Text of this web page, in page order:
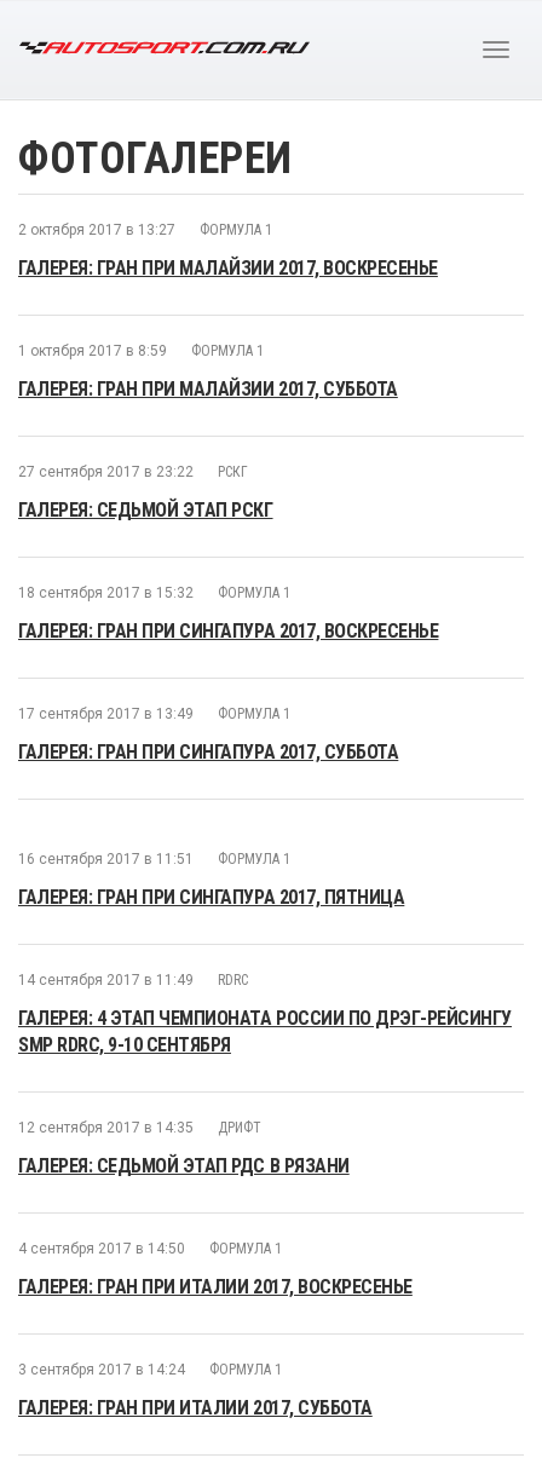
ФОТОГАЛЕРЕИ
2 октября 2017 в 13:27 ФОРМУЛА 1
ГАЛЕРЕЯ: ГРАН ПРИ МАЛАЙЗИИ 2017, ВОСКРЕСЕНЬЕ
1 октября 2017 в 8:59 ФОРМУЛА 1
ГАЛЕРЕЯ: ГРАН ПРИ МАЛАЙЗИИ 2017, СУББОТА
27 сентября 2017 в 23:22 РСКГ
ГАЛЕРЕЯ: СЕДЬМОЙ ЭТАП РСКГ
18 сентября 2017 в 15:32 ФОРМУЛА 1
ГАЛЕРЕЯ: ГРАН ПРИ СИНГАПУРА 2017, ВОСКРЕСЕНЬЕ
17 сентября 2017 в 13:49 ФОРМУЛА 1
ГАЛЕРЕЯ: ГРАН ПРИ СИНГАПУРА 2017, СУББОТА
16 сентября 2017 в 11:51 ФОРМУЛА 1
ГАЛЕРЕЯ: ГРАН ПРИ СИНГАПУРА 2017, ПЯТНИЦА
14 сентября 2017 в 11:49 RDRC
ГАЛЕРЕЯ: 4 ЭТАП ЧЕМПИОНАТА РОССИИ ПО ДРЭГ-РЕЙСИНГУ
SMP RDRC, 9-10 СЕНТЯБРЯ
12 сентября 2017 в 14:35 ДРИФТ
ГАЛЕРЕЯ: СЕДЬМОЙ ЭТАП РДС В РЯЗАНИ
4 сентября 2017 в 14:50 ФОРМУЛА 1
ГАЛЕРЕЯ: ГРАН ПРИ ИТАЛИИ 2017, ВОСКРЕСЕНЬЕ
3 сентября 2017 в 14:24 ФОРМУЛА 1
ГАЛЕРЕЯ: ГРАН ПРИ ИТАЛИИ 2017, СУББОТА